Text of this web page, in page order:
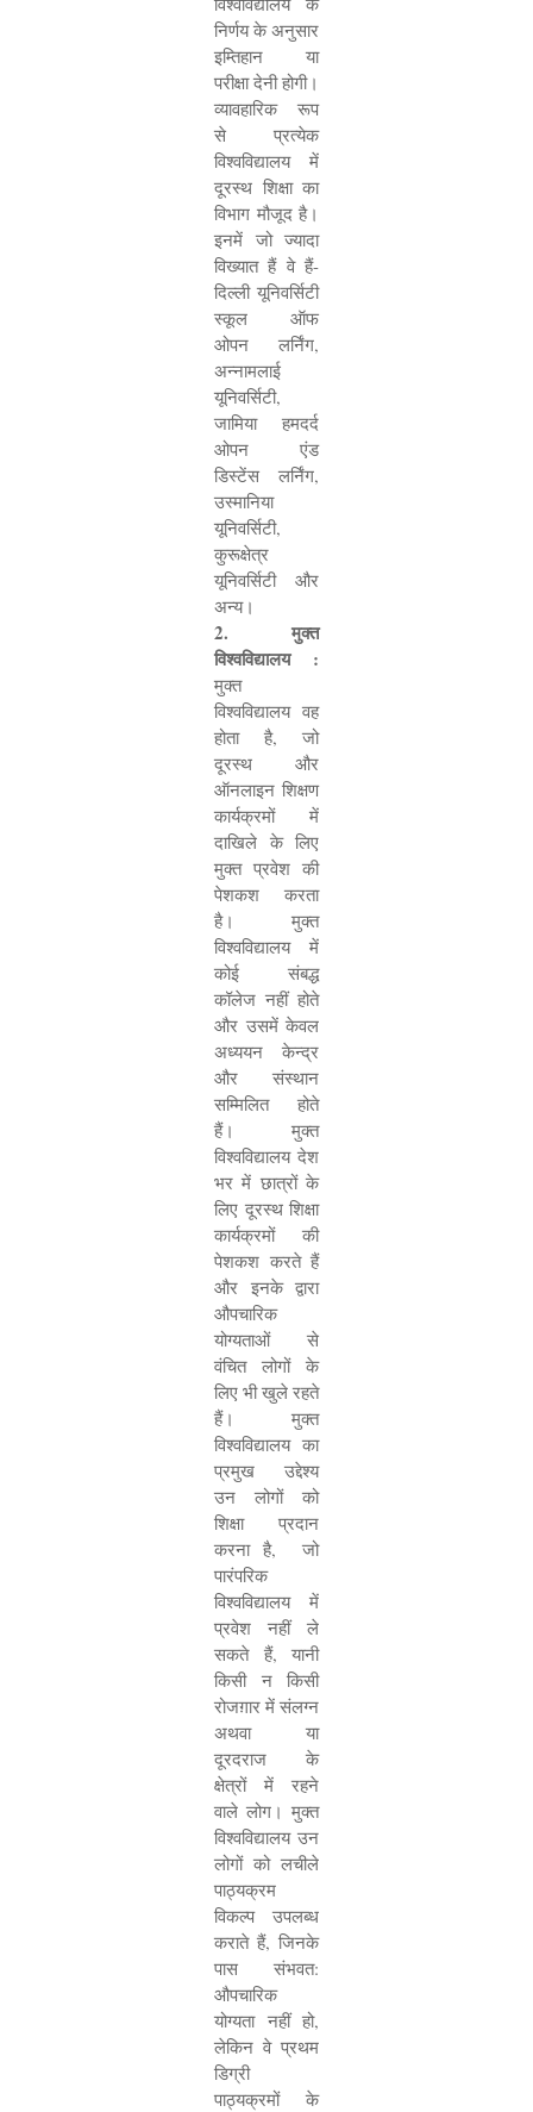
निर्णय के अनुसार
इम्तिहान या
परीक्षा देनी होगी।
व्यावहारिक रूप
से प्रत्येक
विश्वविद्यालय में
दूरस्थ शिक्षा का
विभाग मौजूद है।
इनमें जो ज्यादा
विख्यात हैं वे हैं-
दिल्ली यूनिवर्सिटी
स्कूल ऑफ
ओपन लर्निंग,
अन्नामलाई
यूनिवर्सिटी,
जामिया हमदर्द
ओपन एंड
डिस्टेंस लर्निंग,
उस्मानिया
यूनिवर्सिटी,
कुरूक्षेत्र
यूनिवर्सिटी और
अन्य।
2. मुक्त
विश्वविद्यालय :
मुक्त
विश्वविद्यालय वह
होता है, जो
दूरस्थ और
ऑनलाइन शिक्षण
कार्यक्रमों में
दाखिले के लिए
मुक्त प्रवेश की
पेशकश करता
है। मुक्त
विश्वविद्यालय में
कोई संबद्ध
कॉलेज नहीं होते
और उसमें केवल
अध्ययन केन्द्र
और संस्थान
सम्मिलित होते
हैं। मुक्त
विश्वविद्यालय देश
भर में छात्रों के
लिए दूरस्थ शिक्षा
कार्यक्रमों की
पेशकश करते हैं
और इनके द्वारा
औपचारिक
योग्यताओं से
वंचित लोगों के
लिए भी खुले रहते
हैं। मुक्त
विश्वविद्यालय का
प्रमुख उद्देश्य
उन लोगों को
शिक्षा प्रदान
करना है,जो
पारंपरिक
विश्वविद्यालय में
प्रवेश नहीं ले
सकते हैं, यानी
किसी न किसी
रोजग़ार में संलग्न
अथवा या
दूरदराज के
क्षेत्रों में रहने
वाले लोग। मुक्त
विश्वविद्यालय उन
लोगों को लचीले
पाठ्यक्रम
विकल्प उपलब्ध
कराते हैं, जिनके
पास संभवत:
औपचारिक
योग्यता नहीं हो,
लेकिन वे प्रथम
डिग्री
पाठ्यक्रमों के